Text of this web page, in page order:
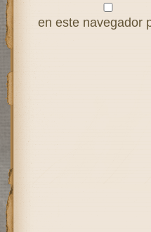
en este navegador